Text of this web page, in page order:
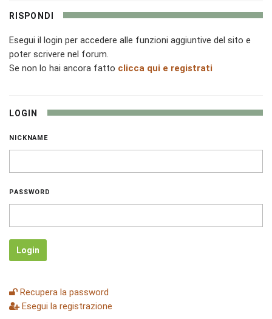
RISPONDI
Esegui il login per accedere alle funzioni aggiuntive del sito e
poter scrivere nel forum.
Se non lo hai ancora fatto clicca qui e registrati
LOGIN
NICKNAME
PASSWORD
Login
Recupera la password
Esegui la registrazione